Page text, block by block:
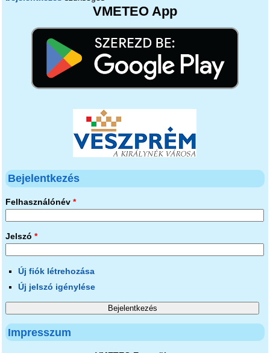
VMETEO App
Bejelentkezés
Felhasználónév *
Jelszó *
Új fiók létrehozása
Új jelszó igénylése
Impresszum